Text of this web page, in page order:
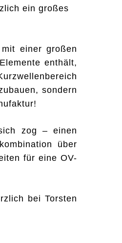
ein großes
einer großen
enthält,
sondern
zog – einen
über
für eine OV-
bei Torsten